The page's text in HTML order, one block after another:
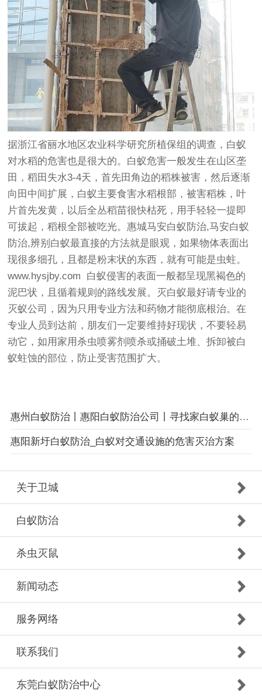
据浙江省丽水地区农业科学研究所植保组的调查，白蚁
对水稻的危害也是很大的。白蚁危害一般发生在山区垄
田，稻田失水3-4天，首先田角边的稻株被害，然后逐渐
向田中间扩展，白蚁主要食害水稻根部，被害稻株，叶
片首先发黄，以后全丛稻苗很快枯死，用手轻轻一提即
可拔起，稻根全部被吃光。惠城马安白蚁防治,马安白蚁
防治,辨别白蚁最直接的方法就是眼观，如果物体表面出
现很多细孔，且都是粉末状的东西，就有可能是虫蛀。
www.hysjby.com 白蚁侵害的表面一般都呈现黑褐色的
泥巴状，且循着规则的路线发展。灭白蚁最好请专业的
灭蚁公司，因为只用专业方法和药物才能彻底根治。在
专业人员到达前，朋友们一定要维持好现状，不要轻易
动它，如用家用杀虫喷雾剂喷杀或捅破土堆、拆卸被白
蚁蛀蚀的部位，防止受害范围扩大。
惠州白蚁防治丨惠阳白蚁防治公司丨寻找家白蚁巢的看外露特征方法
惠阳新圩白蚁防治_白蚁对交通设施的危害灭治方案
关于卫城
白蚁防治
杀虫灭鼠
新闻动态
服务网络
联系我们
东莞白蚁防治中心